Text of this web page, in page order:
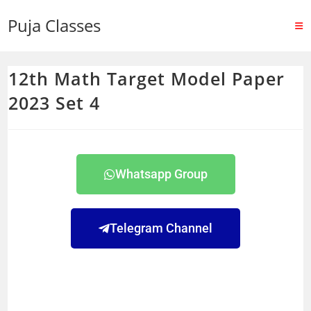
Puja Classes
12th Math Target Model Paper
2023 Set 4
Whatsapp Group
Telegram Channel